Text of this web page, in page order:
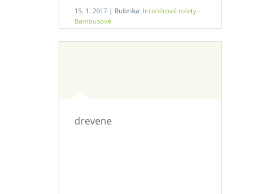
15. 1. 2017 | Rubrika: Interiérové rolety -
Bambusové
drevene